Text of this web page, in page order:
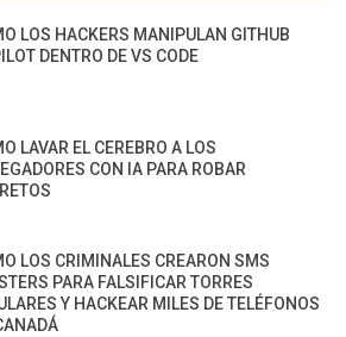
LOS HACKERS MANIPULAN GITHUB
DENTRO DE VS CODE
LAVAR EL CEREBRO A LOS
CON IA PARA ROBAR
LOS CRIMINALES CREARON SMS
PARA FALSIFICAR TORRES
Y HACKEAR MILES DE TELÉFONOS